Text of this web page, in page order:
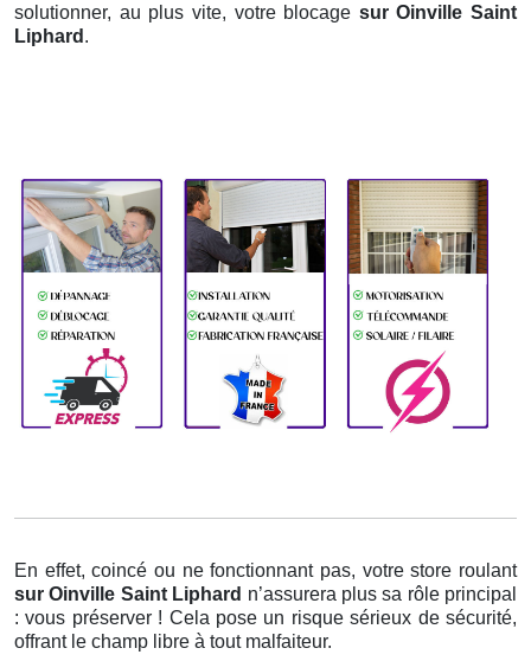
solutionner, au plus vite, votre blocage sur Oinville Saint
Liphard .
En effet, coincé ou ne fonctionnant pas, votre store roulant
sur Oinville Saint Liphard n’assurera plus sa rôle principal
: vous préserver ! Cela pose un risque sérieux de sécurité,
offrant le champ libre à tout malfaiteur.